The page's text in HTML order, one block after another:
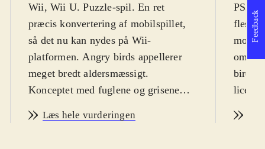
Wii, Wii U. Puzzle-spil. En ret
præcis konvertering af mobilspillet,
så det nu kan nydes på Wii-
platformen. Angry birds appellerer
meget bredt aldersmæssigt.
Konceptet med fuglene og grisene
hysterisk populært og
Læs hele vurderingen
PS3,
fleste,
om
birds.
Spillet
Feedback